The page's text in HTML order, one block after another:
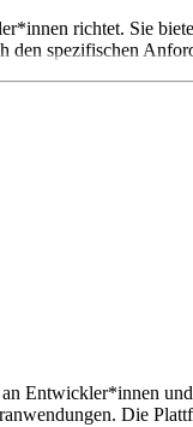
richtet. Sie
den spezifischen
Entwickler*innen
Die